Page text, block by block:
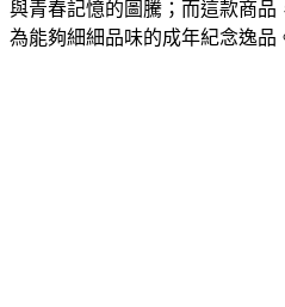
與青春記憶的圖騰；而這款商
為能夠細細品味的成年紀念逸品